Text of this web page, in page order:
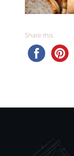
Share this...